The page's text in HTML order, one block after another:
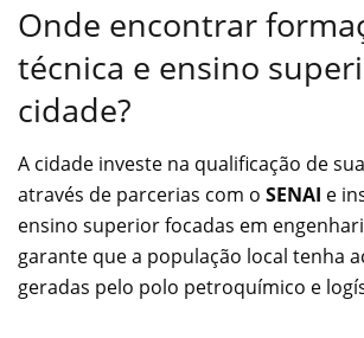
Onde encontrar
técnica e ensino
cidade?
A cidade investe na qualificação de
através de parcerias com o SENAI e
ensino superior focadas em
garante que a população local tenha
geradas pelo polo petroquímico e